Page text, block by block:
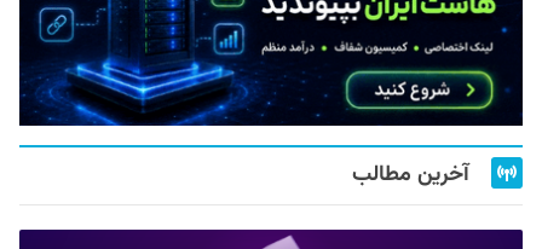
آخرین مطالب